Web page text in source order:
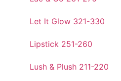
Let It Glow 321-330
Lipstick 251-260
Lush & Plush 211-220